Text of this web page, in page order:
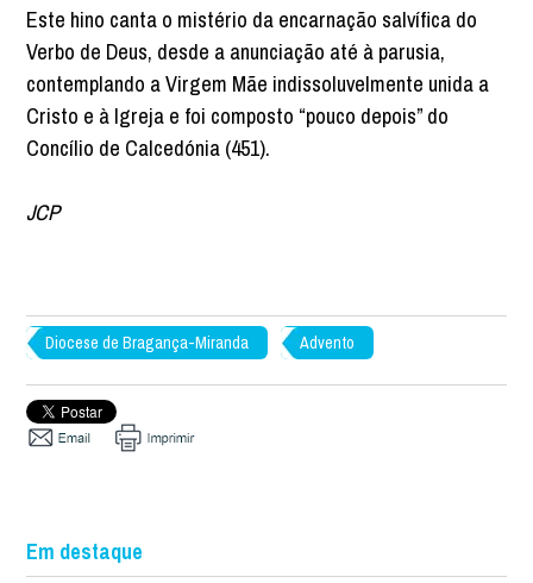
Este hino canta o mistério da encarnação salvífica do
Verbo de Deus, desde a anunciação até à parusia,
contemplando a Virgem Mãe indissoluvelmente unida a
Cristo e à Igreja e foi composto “pouco depois” do
Concílio de Calcedónia (451).
JCP
Diocese de Bragança-Miranda Advento
Em destaque